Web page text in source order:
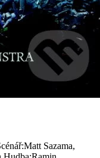
Sazama,